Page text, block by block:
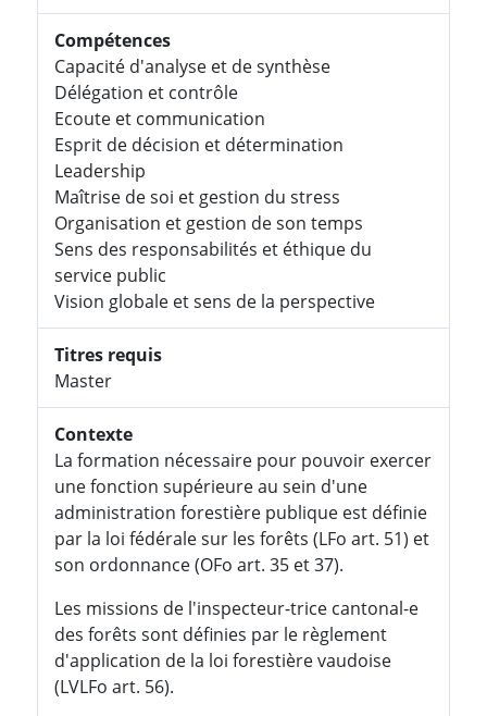
Compétences
Capacité d'analyse et de synthèse
Délégation et contrôle
Ecoute et communication
Esprit de décision et détermination
Leadership
Maîtrise de soi et gestion du stress
Organisation et gestion de son temps
Sens des responsabilités et éthique du
service public
Vision globale et sens de la perspective
Titres requis
Master
Contexte
La formation nécessaire pour pouvoir exercer
une fonction supérieure au sein d'une
administration forestière publique est définie
par la loi fédérale sur les forêts (LFo art. 51) et
son ordonnance (OFo art. 35 et 37).
Les missions de l'inspecteur-trice cantonal-e
des forêts sont définies par le règlement
d'application de la loi forestière vaudoise
(LVLFo art. 56).